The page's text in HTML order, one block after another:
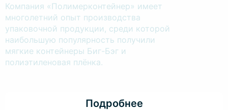
Компания «Полимерконтейнер» имеет
многолетний опыт производства
упаковочной продукции, среди которой
наибольшую популярность получили
мягкие контейнеры Биг-Бэг и
полиэтиленовая плёнка.
Подробнее